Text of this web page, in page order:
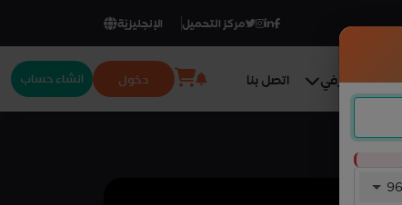
مركز التحميل الإنجليزيّة
المركز المعرفي اتصل بنا دخول انشاء حساب